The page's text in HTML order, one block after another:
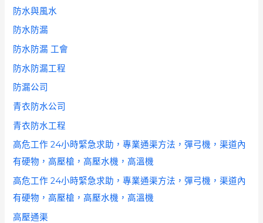
防水與風水
防水防漏
防水防漏 工會
防水防漏工程
防漏公司
青衣防水公司
青衣防水工程
高危工作 24小時緊急求助，專業通渠方法，彈弓機，渠道內
有硬物，高壓槍，高壓水機，高溫機
高危工作 24小時緊急求助，專業通渠方法，彈弓機，渠道內
有硬物，高壓槍，高壓水機，高溫機
高壓通渠